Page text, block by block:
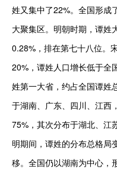
姓又集中了22%。全国形成
大聚集区。明朝时期，谭姓
0.28%，排在第七十八位。
20%，谭姓人口增长低于全
姓第一大省，约占全国谭姓
于湖南、广东、四川、江西
75%，其次分布于湖北、江
明期间，谭姓的分布总格局
移。全国仍以湖南为中心，